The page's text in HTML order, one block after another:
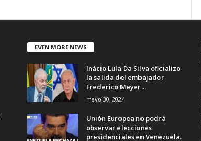
EVEN MORE NEWS
Inácio Lula Da Silva oficializo
la salida del embajador
Frederico Meyer...
mayo 30, 2024
Unión Europea no podrá
observar elecciones
presidenciales en Venezuela.